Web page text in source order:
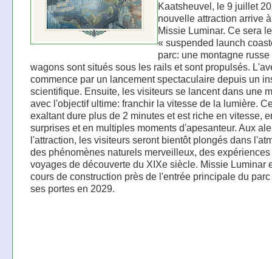
Kaatsheuvel, le 9 juillet
nouvelle attraction arrive
Missie Luminar. Ce sera
« suspended launch
parc: une montagne
wagons sont situés sous les rails et sont propulsés.
commence par un lancement spectaculaire depuis un
scientifique. Ensuite, les visiteurs se lancent dans une
avec l'objectif ultime: franchir la vitesse de la lumière.
exaltant dure plus de 2 minutes et est riche en vitesse,
surprises et en multiples moments d'apesanteur. Aux
l'attraction, les visiteurs seront bientôt plongés dans
des phénomènes naturels merveilleux, des expériences
voyages de découverte du XIXe siècle. Missie Luminar
cours de construction près de l'entrée principale du
ses portes en 2029.